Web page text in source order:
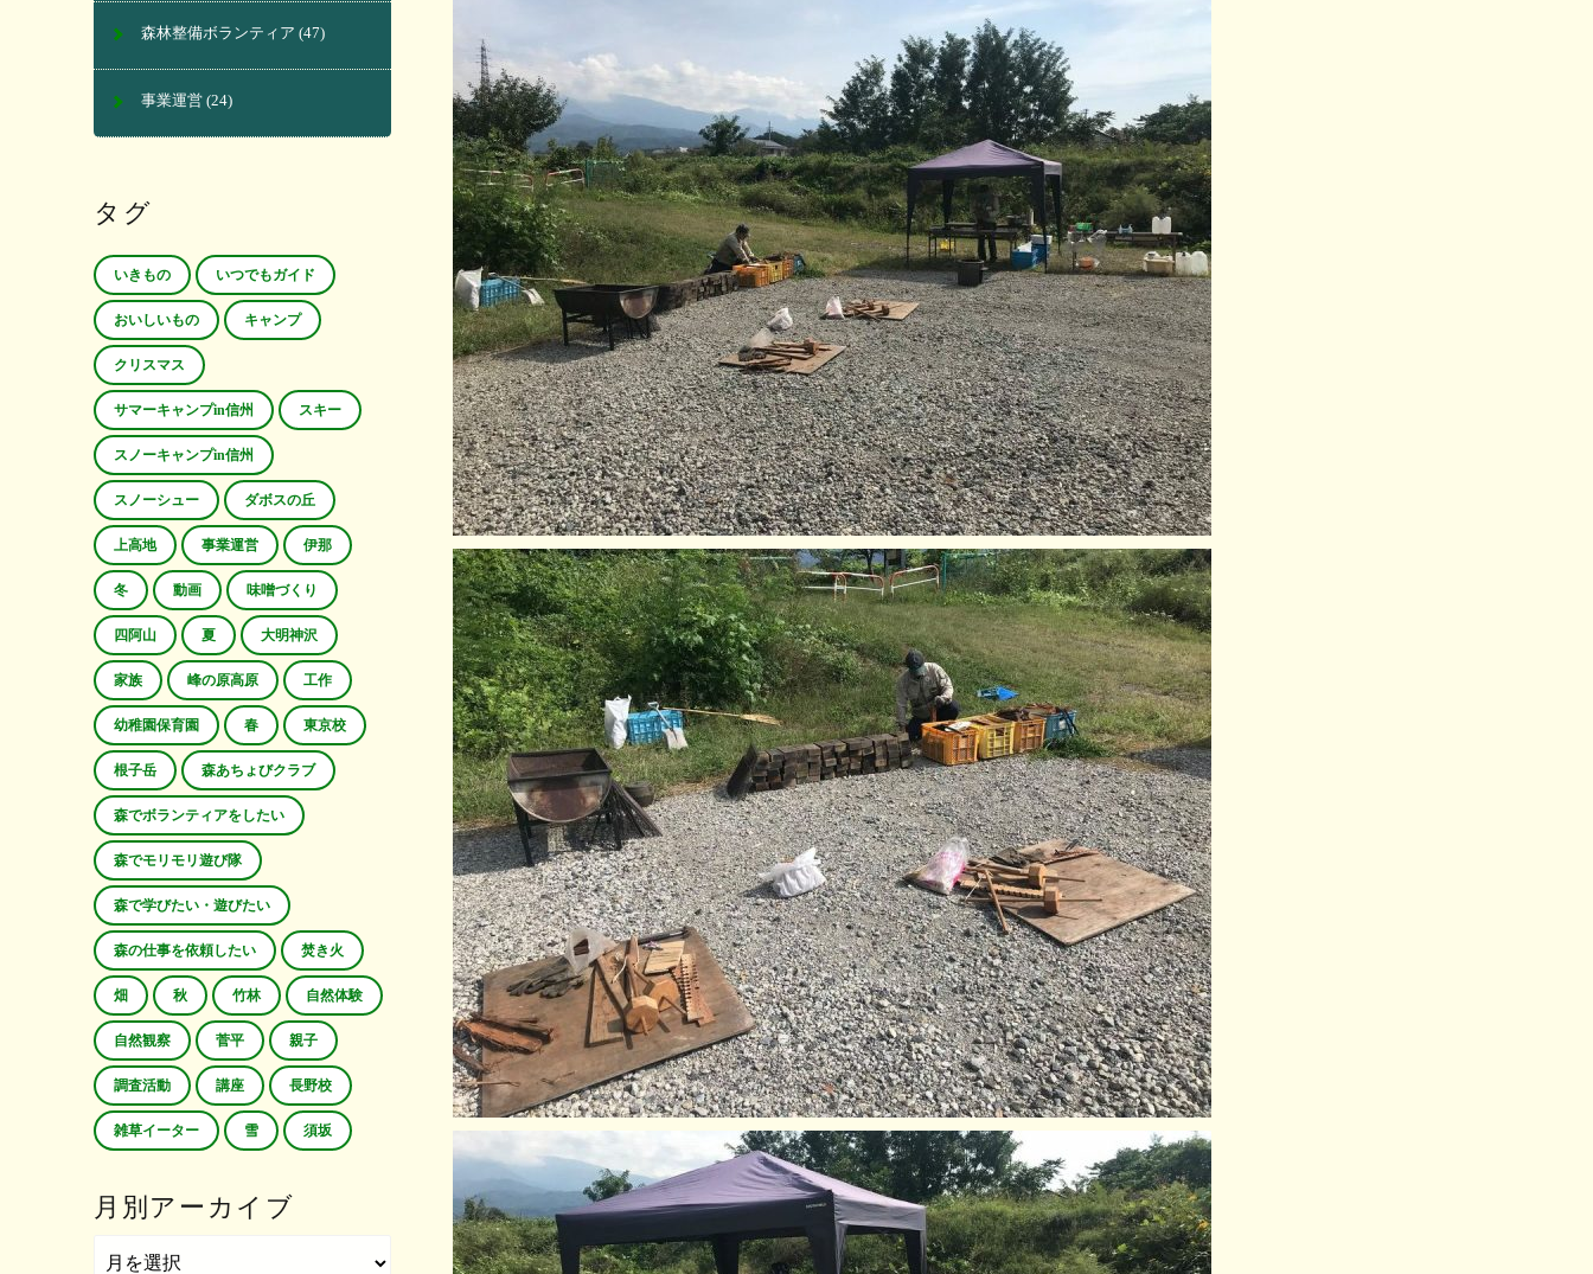
森林整備ボランティア (47)
事業運営 (24)
タグ
いきもの いつでもガイド
おいしいもの キャンプ
クリスマス
サマーキャンプin信州 スキー
スノーキャンプin信州
スノーシュー ダボスの丘
上高地 事業運営 伊那
冬 動画 味噌づくり
四阿山 夏 大明神沢
家族 峰の原高原 工作
幼稚園保育園 春 東京校
根子岳 森あちょびクラブ
森でボランティアをしたい
森でモリモリ遊び隊
森で学びたい・遊びたい
森の仕事を依頼したい 焚き火
畑 秋 竹林 自然体験
自然観察 菅平 親子
調査活動 講座 長野校
雑草イーター 雪 須坂
月別アーカイブ